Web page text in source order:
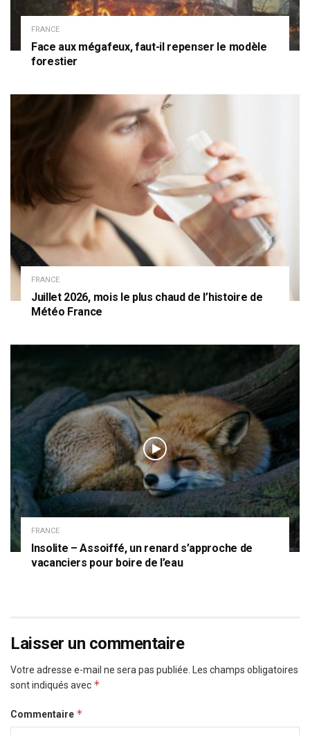
FRANCE
Face aux mégafeux, faut-il repenser le modèle
forestier
FRANCE
Juillet 2026, mois le plus chaud de l’histoire de
Météo France
FRANCE
Insolite – Assoiffé, un renard s’approche de
vacanciers pour boire de l’eau
Laisser un commentaire
Votre adresse e-mail ne sera pas publiée. Les champs obligatoires
sont indiqués avec *
Commentaire *